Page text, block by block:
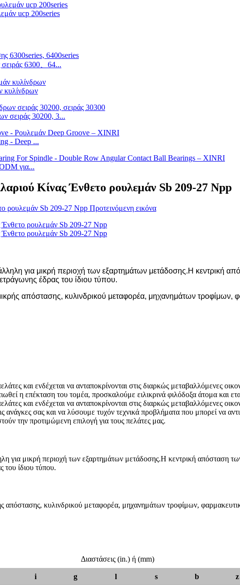
ucp 200series
6300、64...
κυλίνδρων
σειράς 30200, 3...
- Deep ...
για...
Κίνας Ένθετο ρουλεμάν Sb 209-27 Npp
για μικρή περιοχή των εξαρτημάτων μετάδοσης.Η
έδρας του ίδιου τύπου.
απόστασης, κυλινδρικού μεταφορέα, μηχανημάτων τροφίμων,
και ενδέχεται να ανταποκρίνονται στις διαρκώς μεταβαλλόμενες
η επέκταση του τομέα, προσκαλούμε ειλικρινά φιλόδοξα άτομα και
και ενδέχεται να ανταποκρίνονται στις διαρκώς μεταβαλλόμενες
ανάγκες σας και να λύσουμε τυχόν τεχνικά προβλήματα που μπορεί να
την προτιμώμενη επιλογή για τους πελάτες μας.
για μικρή περιοχή των εξαρτημάτων μετάδοσης.Η κεντρική απόσταση
ίδιου τύπου.
κυλινδρικού μεταφορέα, μηχανημάτων τροφίμων,
Διαστάσεις (in.) ή (mm)
i g l s b z